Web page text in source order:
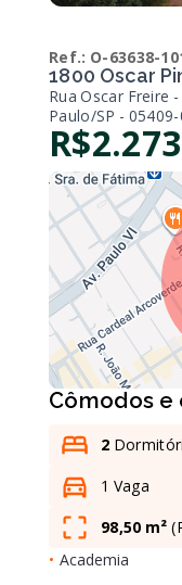
Ref.: O-63638-
1800 Oscar
Rua Oscar Freire
Paulo/SP - 05409-
Cômodos
2
1 Vaga
98,50 m² (
• Academia